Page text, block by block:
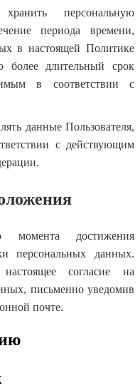
персональную
периода времени,
в настоящей Политике
более длительный срок
в соответствии с
данные Пользователя,
с действующим
момента достижения
персональных данных.
согласие на
письменно уведомив
почте.